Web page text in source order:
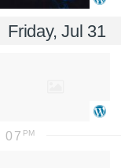
Friday, Jul 31
07